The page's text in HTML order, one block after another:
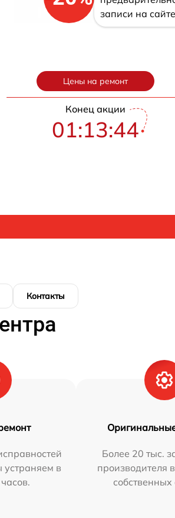
записи на сайте
Цены на ремонт
Конец акции
01:13:43
Контакты
устраняем в
Более 20 тыс.
производителя
собственных